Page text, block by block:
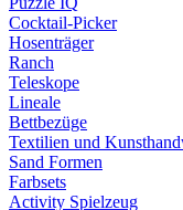
Cocktail-Picker
Hosenträger
Ranch
Teleskope
Lineale
Bettbezüge
Textilien und
Sand Formen
Farbsets
Activity Spielzeug